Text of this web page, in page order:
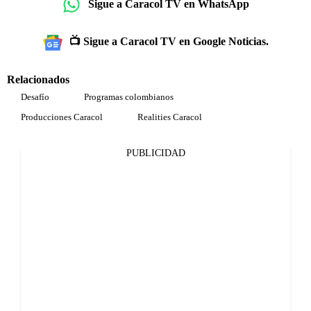
Sigue a Caracol TV en WhatsApp
📺 Sigue a Caracol TV en Google Noticias.
Relacionados
Desafío
Programas colombianos
Producciones Caracol
Realities Caracol
PUBLICIDAD